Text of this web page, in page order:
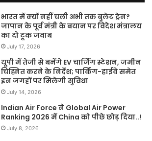
भारत में क्यों नहीं चली अभी तक बुलेट ट्रेन?
जापान के पूर्व मंत्री के बयान पर विदेश मंत्रालय
का दो टूक जवाब
July 17, 2026
यूपी में तेजी से बनेंगे EV चार्जिंग स्टेशन, जमीन
चिह्नित करने के निर्देश; पार्किंग-हाईवे समेत
इन जगहों पर मिलेगी सुविधा
July 14, 2026
Indian Air Force ने Global Air Power
Ranking 2026 में China को पीछे छोड़ दिया..!
July 8, 2026